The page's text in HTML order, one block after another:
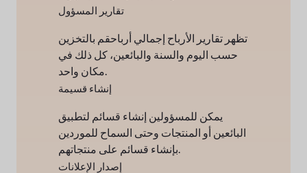
تقارير المسؤول
تظهر تقارير الأرباح إجمالي أرباحقم بالتخزين
حسب اليوم والسنة والبائعين، كل ذلك في
مكان واحد.
إنشاء قسيمة
يمكن للمسؤولين إنشاء قسائم لتطبيق
البائعين أو المنتجات وحتى السماح للموردين
بإنشاء قسائم على منتجاتهم.
إصدار الإعلانات